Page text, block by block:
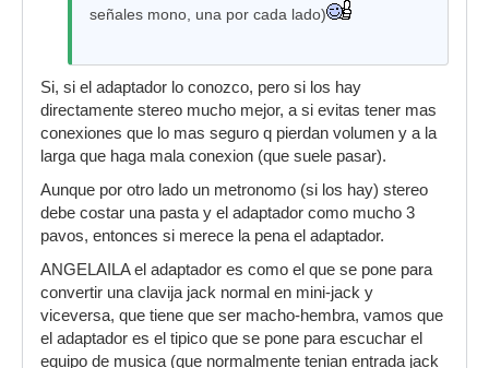
señales mono, una por cada lado)
Si, si el adaptador lo conozco, pero si los hay
directamente stereo mucho mejor, a si evitas tener mas
conexiones que lo mas seguro q pierdan volumen y a la
larga que haga mala conexion (que suele pasar).
Aunque por otro lado un metronomo (si los hay) stereo
debe costar una pasta y el adaptador como mucho 3
pavos, entonces si merece la pena el adaptador.
ANGELAILA el adaptador es como el que se pone para
convertir una clavija jack normal en mini-jack y
viceversa, que tiene que ser macho-hembra, vamos que
el adaptador es el tipico que se pone para escuchar el
equipo de musica (que normalmente tenian entrada jack